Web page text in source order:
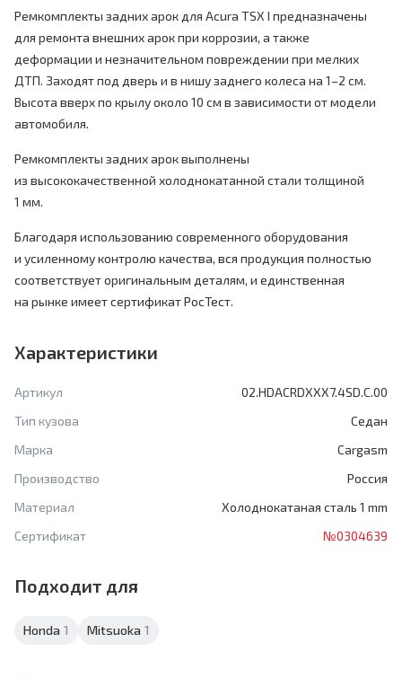
Ремкомплекты задних арок для Acura TSX I предназначены
для ремонта внешних арок при коррозии, а также
деформации и незначительном повреждении при мелких
ДТП. Заходят под дверь и в нишу заднего колеса на 1–2 см.
Высота вверх по крылу около 10 см в зависимости от модели
автомобиля.
Ремкомплекты задних арок выполнены
из высококачественной холоднокатанной стали толщиной
1 мм.
Благодаря использованию современного оборудования
и усиленному контролю качества, вся продукция полностью
соответствует оригинальным деталям, и единственная
на рынке имеет сертификат РосТест.
Характеристики
Артикул
02.HDACRDXXX7.4SD.C.00
Тип кузова
Седан
Марка
Cargasm
Производство
Россия
Материал
Холоднокатаная сталь 1 mm
Сертификат
№0304639
Подходит для
Honda 1 Mitsuoka 1